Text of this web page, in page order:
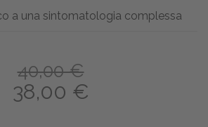
a una sintomatologia complessa
40,00 €
38,00 €